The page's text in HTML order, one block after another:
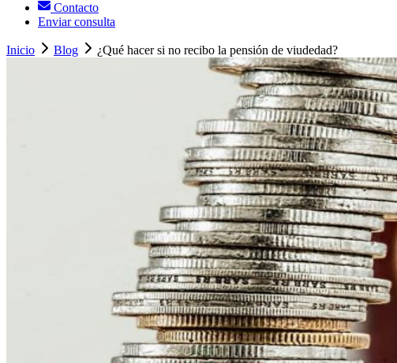
Contacto
Enviar consulta
Inicio Blog ¿Qué hacer si no recibo la pensión de viudedad?